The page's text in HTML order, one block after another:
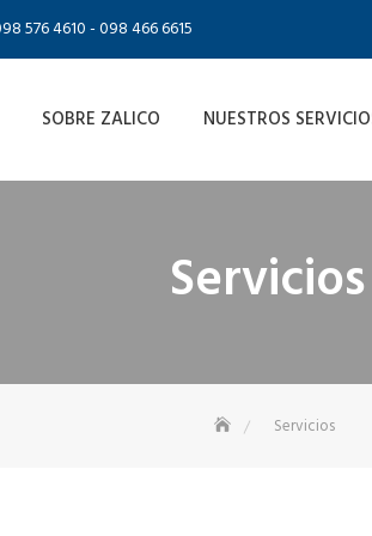
576 4610 - 098 466 6615
SOBRE ZALICO NUESTROS
Servicios
Servicios